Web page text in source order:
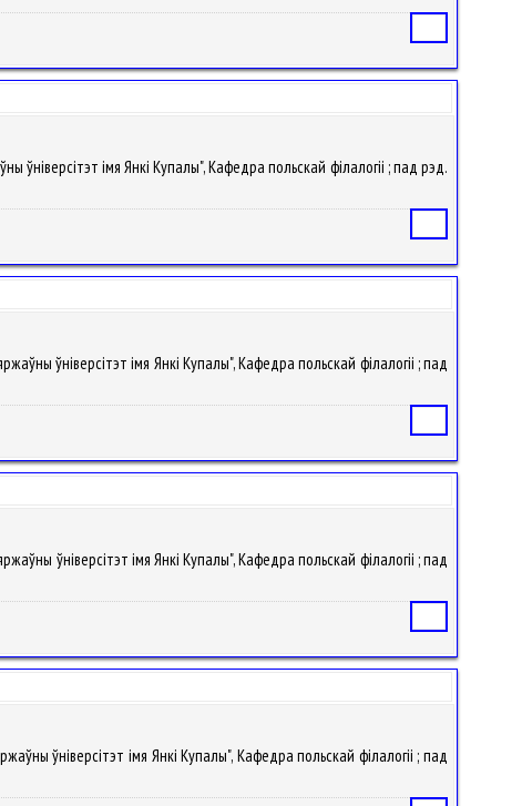
ўніверсітэт імя Янкі Купалы", Кафедра польскай філалогіі ; пад рэд.
ўніверсітэт імя Янкі Купалы", Кафедра польскай філалогіі ; пад
ўніверсітэт імя Янкі Купалы", Кафедра польскай філалогіі ; пад
ўніверсітэт імя Янкі Купалы", Кафедра польскай філалогіі ; пад